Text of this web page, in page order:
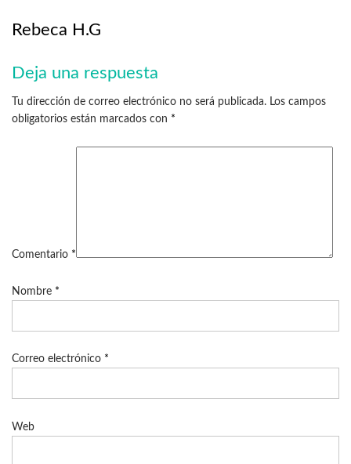
Rebeca H.G
Deja una respuesta
Tu dirección de correo electrónico no será publicada. Los campos
obligatorios están marcados con *
Comentario *
Nombre *
Correo electrónico *
Web